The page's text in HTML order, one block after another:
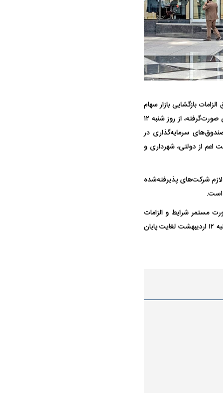
بازگشایی بازار سهام
و بازگشت ساعت معاملات سایر ابزار‌های بازار به روال عادی برگزار شد، اظهار داشت: بر اساس جمع‌بندی صورت‌گرفته، از روز شنبه ۱۲
سرمایه‌گذاری در
اعم از دولتی، شهرداری و
لازم شرکت‌های پذیرفته‌شده
است.
مستمر شرایط و الزامات
مطرح‌شده بررسی می‌شود. بر همین اساس و بر مبنای مصوبه شورای‌عالی بورس، فعلاً طی روز‌های شنبه ۱۲ اردیبهشت لغایت پایان
سریع‌تر، پنهان‌کارتر و
| پهپاد انتحاری
هواپیمای مرموز E-11A BACN چیست؟